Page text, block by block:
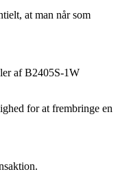
at man når som
af B2405S-1W
for at frembringe en